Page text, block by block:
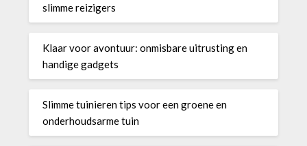
slimme reizigers
Klaar voor avontuur: onmisbare uitrusting en
handige gadgets
Slimme tuinieren tips voor een groene en
onderhoudsarme tuin